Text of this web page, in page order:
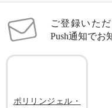
ご登録いた
Push通知でお
ポリリンジェル・